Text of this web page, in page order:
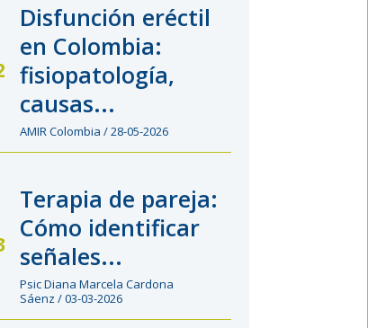
Disfunción eréctil
en Colombia:
fisiopatología,
causas...
AMIR Colombia / 28-05-2026
Terapia de pareja:
Cómo identificar
señales...
Psic Diana Marcela Cardona
Sáenz / 03-03-2026